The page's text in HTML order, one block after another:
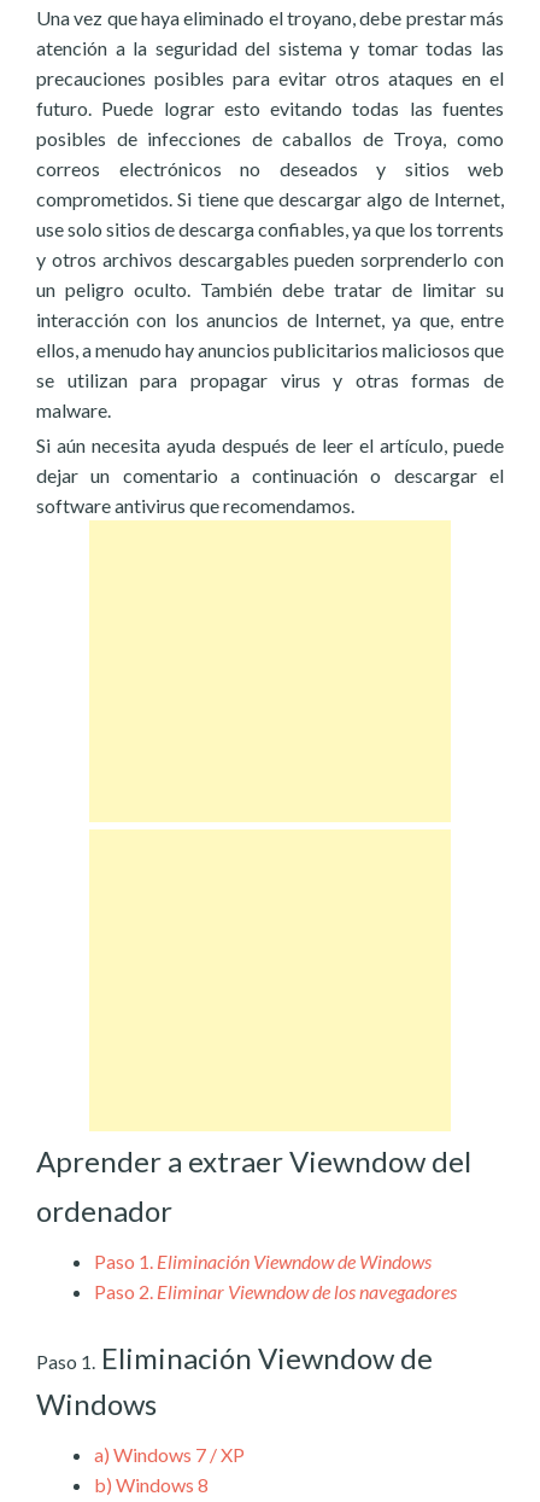
Una vez que haya eliminado el troyano, debe prestar más
atención a la seguridad del sistema y tomar todas las
precauciones posibles para evitar otros ataques en el
futuro. Puede lograr esto evitando todas las fuentes
posibles de infecciones de caballos de Troya, como
correos electrónicos no deseados y sitios web
comprometidos. Si tiene que descargar algo de Internet,
use solo sitios de descarga confiables, ya que los torrents
y otros archivos descargables pueden sorprenderlo con
un peligro oculto. También debe tratar de limitar su
interacción con los anuncios de Internet, ya que, entre
ellos, a menudo hay anuncios publicitarios maliciosos que
se utilizan para propagar virus y otras formas de
malware.
Si aún necesita ayuda después de leer el artículo, puede
dejar un comentario a continuación o descargar el
software antivirus que recomendamos.
Aprender a extraer Viewndow del
ordenador
Paso 1. Eliminación Viewndow de Windows
Paso 2. Eliminar Viewndow de los navegadores
Paso 1. Eliminación Viewndow de
Windows
a) Windows 7 / XP
b) Windows 8